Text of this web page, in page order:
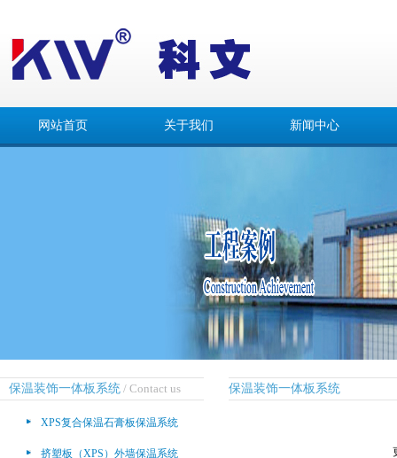
网站首页 关于我们 新闻中心
保温装饰一体板系统 / Contact us
XPS复合保温石膏板保温系统
挤塑板（XPS）外墙保温系统
保温装饰一体板系统